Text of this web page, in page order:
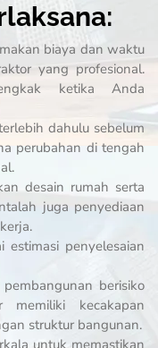
biaya dan waktu
yang profesional.
ketika Anda
dahulu sebelum
perubahan di tengah
desain rumah serta
juga penyediaan
estimasi penyelesaian
berisiko
memiliki kecakapan
struktur bangunan.